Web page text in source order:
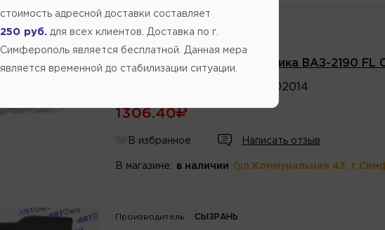
Производитель:
Облицовка крышки багажника ВАЗ-2190 FL
21906302014
1306.40
В избранное Написать отзыв
В магазине: в наличии (ул.Коммунальная 43,
Производитель: СЫЗРАНЬ
стоимость адресной доставки составляет
250 руб. для всех клиентов. Доставка по г.
Симферополь является бесплатной. Данная мера
является временной до стабилизации ситуации.